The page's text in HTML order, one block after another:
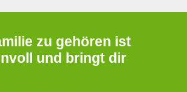
zu gehören ist
und bringt dir